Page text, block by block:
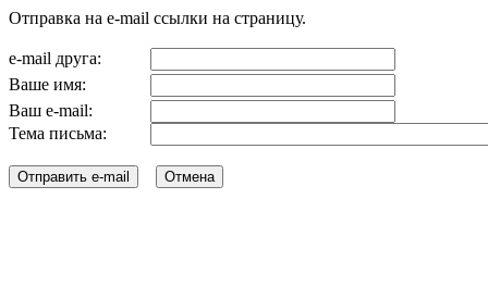
Отправка на e-mail ссылки на страницу.
e-mail друга:
Ваше имя:
Ваш e-mail:
Тема письма: